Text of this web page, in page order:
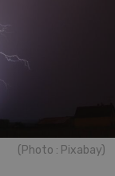
(Photo : Pixabay)